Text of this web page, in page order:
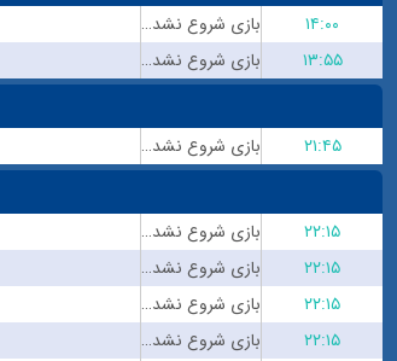
بازی شروع نشده است
۱۴:۰۰
بازی شروع نشده است
۱۳:۵۵
بازی شروع نشده است
۲۱:۴۵
بازی شروع نشده است
۲۲:۱۵
بازی شروع نشده است
۲۲:۱۵
بازی شروع نشده است
۲۲:۱۵
بازی شروع نشده است
۲۲:۱۵